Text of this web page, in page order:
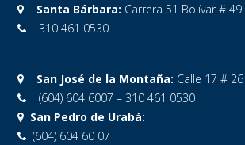
Santa Bárbara: Carrera 51 Bolívar # 49
310 461 0530
San José de la Montaña: Calle 17 #
(604) 604 6007 – 310 461 0530
San Pedro de Urabá:
(604) 604 60 07